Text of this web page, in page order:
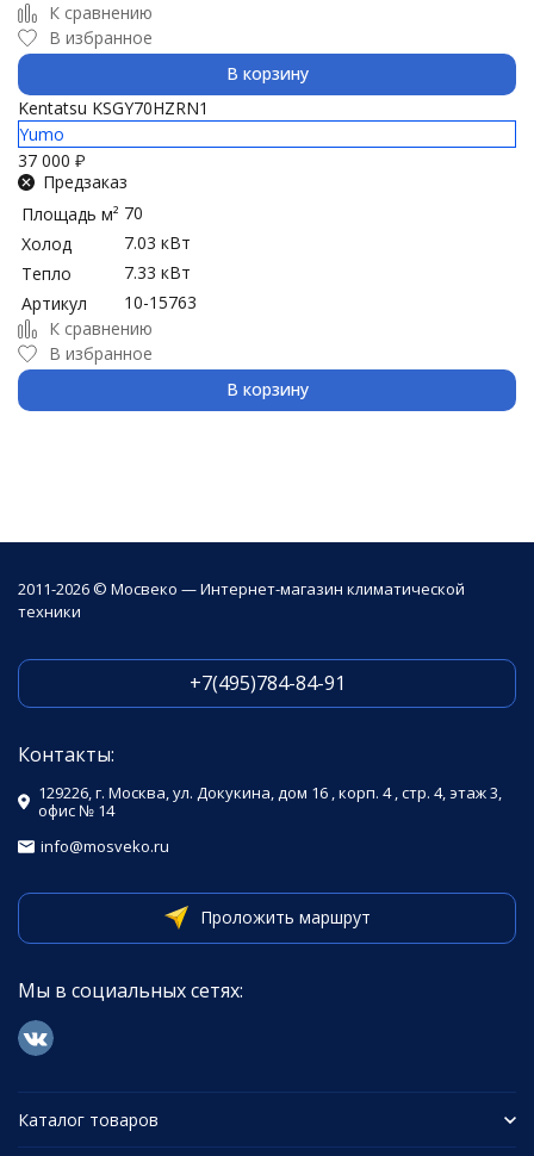
К сравнению
В избранное
В корзину
Kentatsu KSGY70HZRN1
Yumo
37 000 ₽
Предзаказ
Площадь м² 70
Холод
7.03 кВт
Тепло
7.33 кВт
Артикул
10-15763
К сравнению
В избранное
В корзину
2011-2026 © Мосвеко — Интернет-магазин климатической
техники
+7(495)784-84-91
Контакты:
129226, г. Москва, ул. Докукина, дом 16 , корп. 4 , стр. 4, этаж 3,
офис № 14
info@mosveko.ru
Проложить маршрут
Мы в социальных сетях:
Каталог товаров